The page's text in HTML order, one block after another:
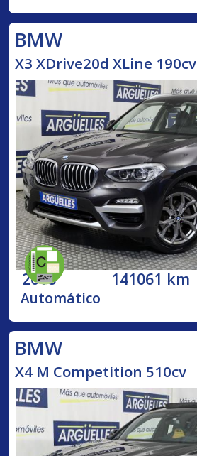
BMW
X3 XDrive20d XLine 190cv
2018 141061 km
Automático
BMW
X4 M Competition 510cv